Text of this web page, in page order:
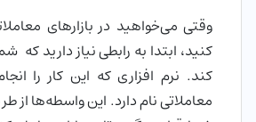
وقتی می‌خواهید در بازارهای
کنید، ابتدا به رابطی نیاز دارید که
کند. نرم افزاری که این کار را
معاملاتی نام دارد. این واسطه‌ها از